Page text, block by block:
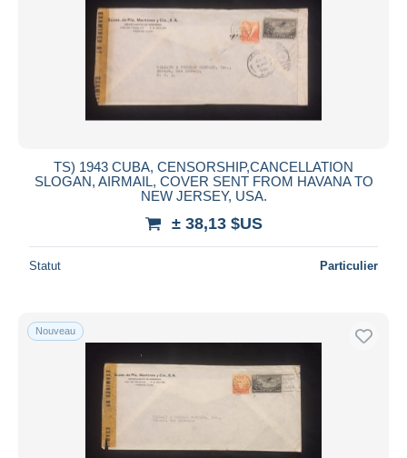
Appliquer
TS) 1943 CUBA, CENSORSHIP,CANCELLATION
SLOGAN, AIRMAIL, COVER SENT FROM HAVANA TO
NEW JERSEY, USA.
± 38,13 $US
Statut Particulier
Nouveau